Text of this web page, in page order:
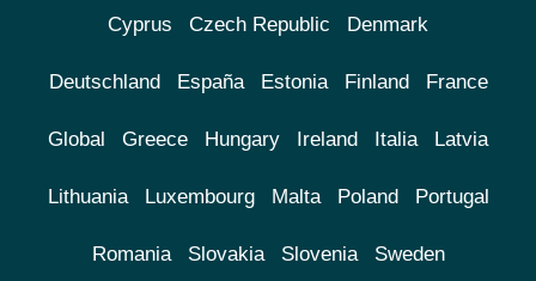
Cyprus Czech Republic Denmark
Deutschland España Estonia Finland France
Global Greece Hungary Ireland Italia Latvia
Lithuania Luxembourg Malta Poland Portugal
Romania Slovakia Slovenia Sweden